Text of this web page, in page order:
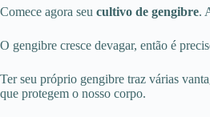
Comece agora seu cultivo de gengibre.
O gengibre cresce devagar, então é
Ter seu próprio gengibre traz várias
que protegem o nosso corpo.